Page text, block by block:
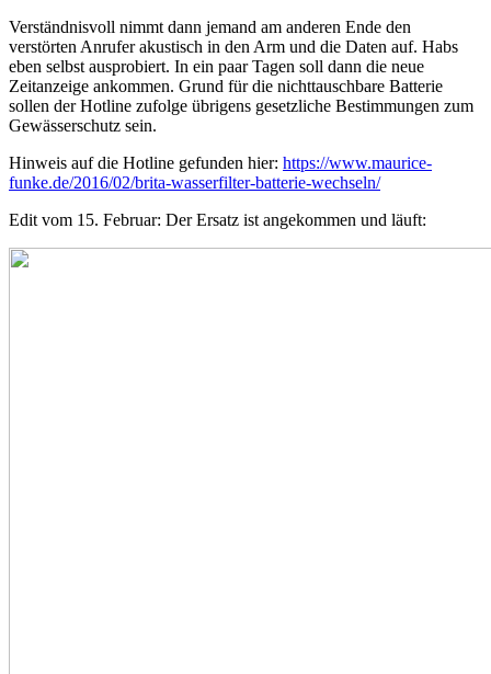
Verständnisvoll nimmt dann jemand am anderen Ende den
verstörten Anrufer akustisch in den Arm und die Daten auf. Habs
eben selbst ausprobiert. In ein paar Tagen soll dann die neue
Zeitanzeige ankommen. Grund für die nichttauschbare Batterie
sollen der Hotline zufolge übrigens gesetzliche Bestimmungen zum
Gewässerschutz sein.
Hinweis auf die Hotline gefunden hier: https://www.maurice-
funke.de/2016/02/brita-wasserfilter-batterie-wechseln/
Edit vom 15. Februar: Der Ersatz ist angekommen und läuft: